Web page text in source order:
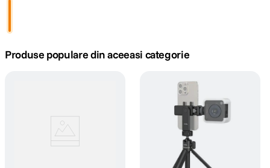
4. peak design
Produse populare din aceeasi categorie